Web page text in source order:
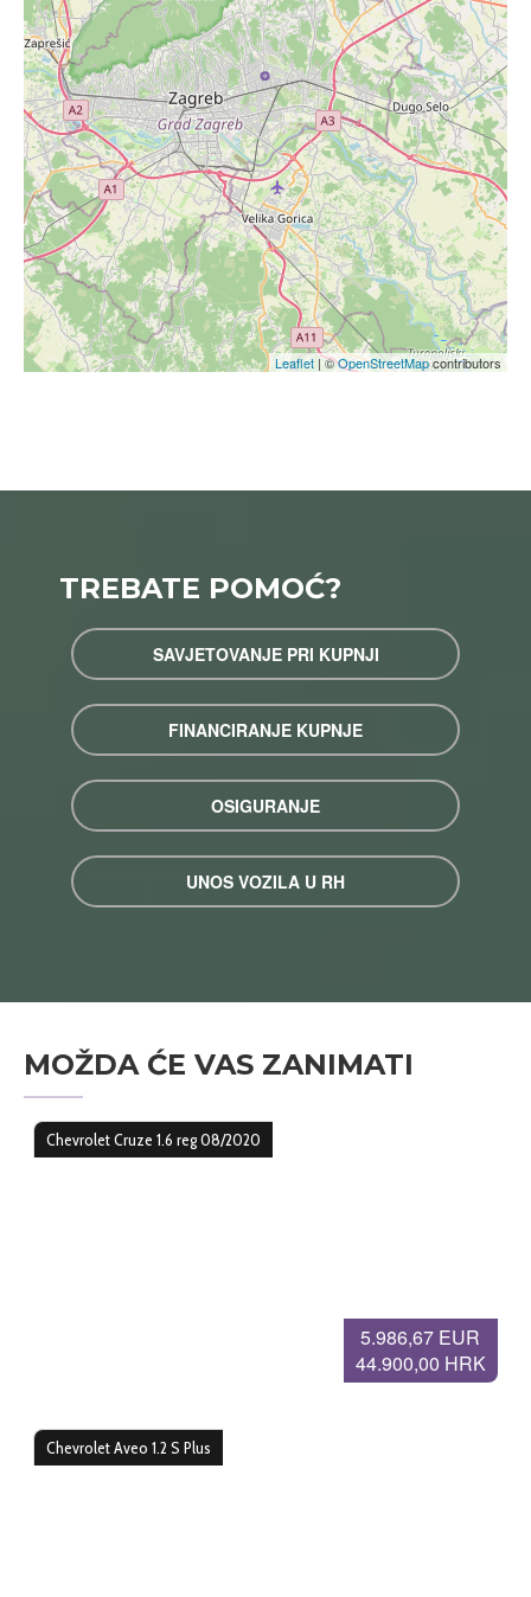
Leaflet | ©OpenStreetMapcontributors
TREBATE POMOĆ?
SAVJETOVANJE PRI KUPNJI
FINANCIRANJE KUPNJE
OSIGURANJE
UNOS VOZILA U RH
MOŽDA ĆE VAS ZANIMATI
5.986,67 EUR
44.900,00 HRK
Chevrolet Cruze 1.6 reg 08/2020
Chevrolet Aveo 1.2 S Plus